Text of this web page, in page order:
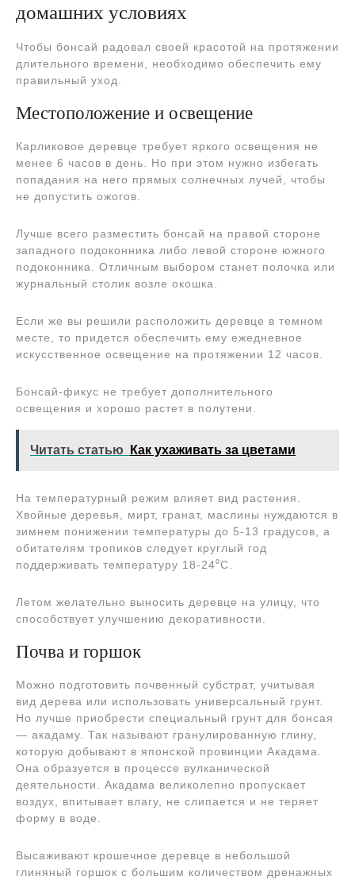
домашних условиях
Чтобы бонсай радовал своей красотой на протяжении
длительного времени, необходимо обеспечить ему
правильный уход.
Местоположение и освещение
Карликовое деревце требует яркого освещения не
менее 6 часов в день. Но при этом нужно избегать
попадания на него прямых солнечных лучей, чтобы
не допустить ожогов.
Лучше всего разместить бонсай на правой стороне
западного подоконника либо левой стороне южного
подоконника. Отличным выбором станет полочка или
журнальный столик возле окошка.
Если же вы решили расположить деревце в темном
месте, то придется обеспечить ему ежедневное
искусственное освещение на протяжении 12 часов.
Бонсай-фикус не требует дополнительного
освещения и хорошо растет в полутени.
Читать статью Как ухаживать за цветами
На температурный режим влияет вид растения.
Хвойные деревья, мирт, гранат, маслины нуждаются в
зимнем понижении температуры до 5-13 градусов, а
обитателям тропиков следует круглый год
поддерживать температуру 18-24⁰С.
Летом желательно выносить деревце на улицу, что
способствует улучшению декоративности.
Почва и горшок
Можно подготовить почвенный субстрат, учитывая
вид дерева или использовать универсальный грунт.
Но лучше приобрести специальный грунт для бонсая
— акадаму. Так называют гранулированную глину,
которую добывают в японской провинции Акадама.
Она образуется в процессе вулканической
деятельности. Акадама великолепно пропускает
воздух, впитывает влагу, не слипается и не теряет
форму в воде.
Высаживают крошечное деревце в небольшой
глиняный горшок с большим количеством дренажных